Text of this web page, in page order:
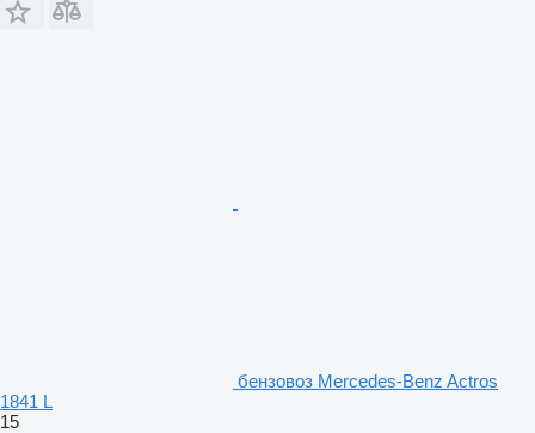
бензовоз Mercedes-Benz Actros
1841 L
15